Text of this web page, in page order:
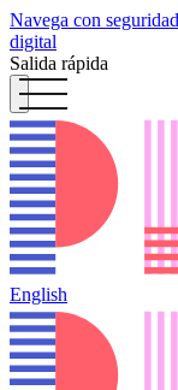
Navega con
digital
Salida rápida
English